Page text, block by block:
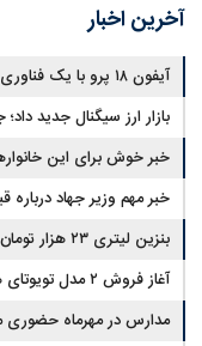
آخرین اخبار
آیفون ۱۸ پرو با یک فناوری جدید در راه است؛ جزئیات گوشی جنجالی اپل
بازار ارز سیگنال جدید
خبر خوش برای این خانوارها؛ ۳۰ درصد تخفیف برق کلید
خبر مهم وزیر جهاد
بنزین لیتری ۲۳ هزار تومان؛ دولت چقدر یارانه می‌دهد؟
آغاز فروش ۲ مدل تویوتای هیبریدی ۲۰۲۶؛ قیمت، جزئیات و شرایط
مدارس در مهرماه حضوری